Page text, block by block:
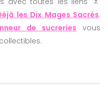
les Dix Mages Sacrés.
de sucreries vous